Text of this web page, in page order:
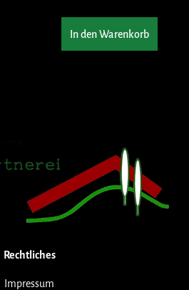
In den Warenkorb
Rechtliches
Impressum